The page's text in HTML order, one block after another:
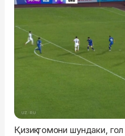
Қизиқ томони шундаки,